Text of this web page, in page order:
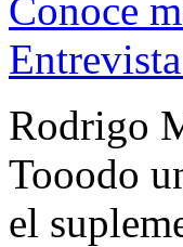
Conoce
Rodrigo
Tooodo
el